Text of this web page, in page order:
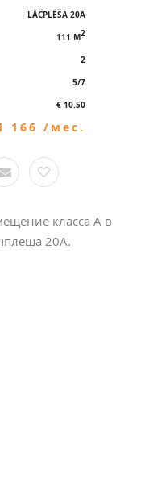
LĀČPLĒŠA 20A
111 M2
2
5/7
€ 10.50
166 /мес.
класса А в
20А.